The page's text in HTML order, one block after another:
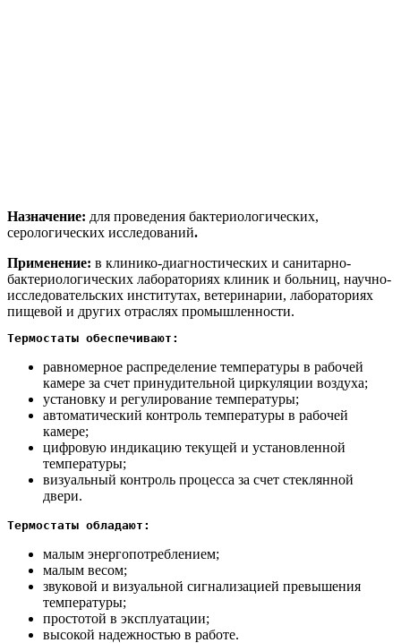
Назначение: для проведения бактериологических,
серологических исследований.
Применение: в клинико-диагностических и санитарно-
бактериологических лабораториях клиник и больниц, научно-
исследовательских институтах, ветеринарии, лабораториях
пищевой и других отраслях промышленности.
Термостаты обеспечивают:
равномерное распределение температуры в рабочей
камере за счет принудительной циркуляции воздуха;
установку и регулирование температуры;
автоматический контроль температуры в рабочей
камере;
цифровую индикацию текущей и установленной
температуры;
визуальный контроль процесса за счет стеклянной
двери.
Термостаты обладают:
малым энергопотреблением;
малым весом;
звуковой и визуальной сигнализацией превышения
температуры;
простотой в эксплуатации;
высокой надежностью в работе.